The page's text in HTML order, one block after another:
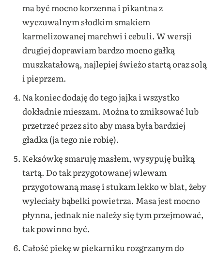
ma być mocno korzenna i pikantna z
wyczuwalnym słodkim smakiem
karmelizowanej marchwi i cebuli. W wersji
drugiej doprawiam bardzo mocno gałką
muszkatałową, najlepiej świeżo startą oraz solą
i pieprzem.
Na koniec dodaję do tego jajka i wszystko
dokładnie mieszam. Można to zmiksować lub
przetrzeć przez sito aby masa była bardziej
gładka (ja tego nie robię).
Keksówkę smaruję masłem, wysypuję bułką
tartą. Do tak przygotowanej wlewam
przygotowaną masę i stukam lekko w blat, żeby
wyleciały bąbelki powietrza. Masa jest mocno
płynna, jednak nie należy się tym przejmować,
tak powinno być.
Całość piekę w piekarniku rozgrzanym do